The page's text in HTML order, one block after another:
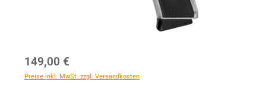
Regulärer Preis:
149,00 €
Preise inkl. MwSt. zzgl. Versandkosten